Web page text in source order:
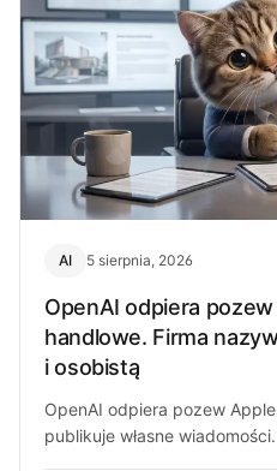
AI 5 sierpnia, 2026
OpenAI odpiera
handlowe. Firma
i osobistą
OpenAI odpiera pozew
publikuje własne